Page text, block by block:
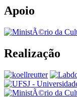
Apoio
Realização